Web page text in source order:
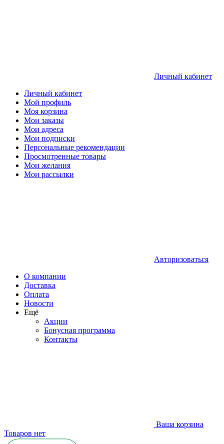
Личный кабинет
Личный кабинет
Мой профиль
Моя корзина
Мои заказы
Мои адреса
Мои подписки
Персональные рекомендации
Просмотренные товары
Мои желания
Мои рассылки
Авторизоваться
О компании
Доставка
Оплата
Новости
Ещё
Акции
Бонусная программа
Контакты
Ваша корзина
Товаров нет